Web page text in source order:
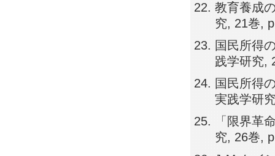
教育養成
究, 21巻,
国民所得
践学研究,
国民所得
実践学研
「限界革
究, 26巻,